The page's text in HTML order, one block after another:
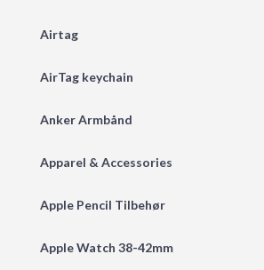
Airtag
AirTag keychain
Anker Armbånd
Apparel & Accessories
Apple Pencil Tilbehør
Apple Watch 38-42mm